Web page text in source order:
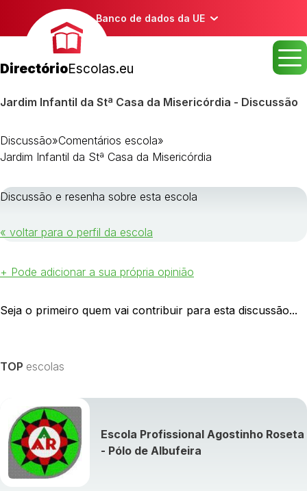
Banco de dados da UE
DirectórioEscolas.eu
Jardim Infantil da Stª Casa da Misericórdia - Discussão
Discussão»Comentários escola»
Jardim Infantil da Stª Casa da Misericórdia
Discussão e resenha sobre esta escola
« voltar para o perfil da escola
+ Pode adicionar a sua própria opinião
Seja o primeiro quem vai contribuir para esta discussão...
TOP escolas
Escola Profissional Agostinho Roseta
- Pólo de Albufeira